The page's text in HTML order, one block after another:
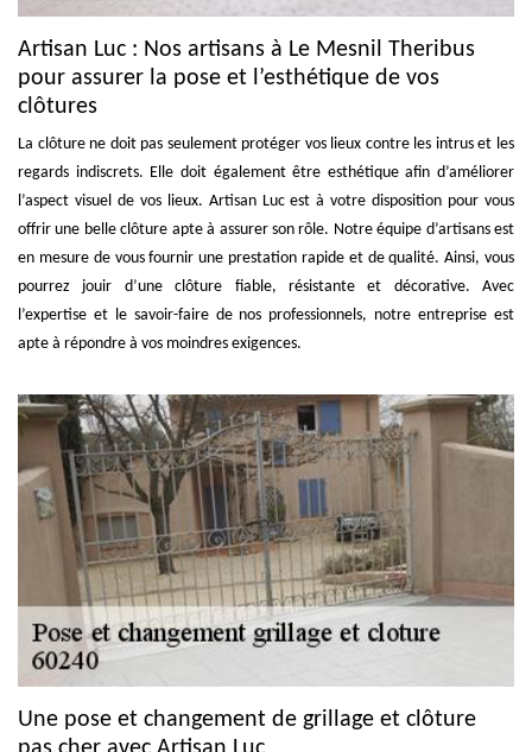
Artisan Luc : Nos artisans à Le Mesnil Theribus
pour assurer la pose et l’esthétique de vos
clôtures
La clôture ne doit pas seulement protéger vos lieux contre les intrus et les
regards indiscrets. Elle doit également être esthétique afin d’améliorer
l’aspect visuel de vos lieux. Artisan Luc est à votre disposition pour vous
offrir une belle clôture apte à assurer son rôle. Notre équipe d’artisans est
en mesure de vous fournir une prestation rapide et de qualité. Ainsi, vous
pourrez jouir d’une clôture fiable, résistante et décorative. Avec
l’expertise et le savoir-faire de nos professionnels, notre entreprise est
apte à répondre à vos moindres exigences.
Une pose et changement de grillage et clôture